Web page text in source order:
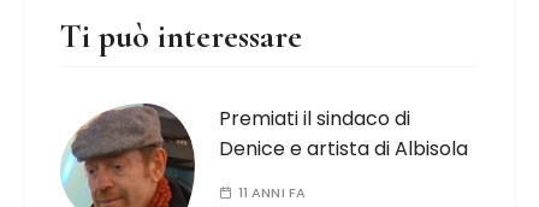
Ti può interessare
Premiati il sindaco di
Denice e artista di Albisola
11 ANNI FA